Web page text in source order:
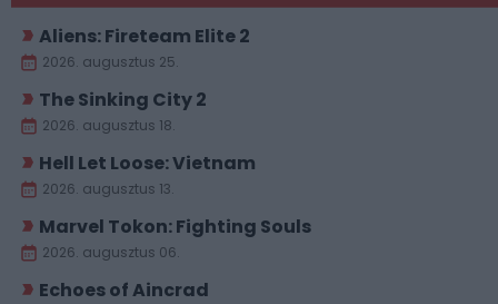
Aliens: Fireteam Elite 2
2026. augusztus 25.
The Sinking City 2
2026. augusztus 18.
Hell Let Loose: Vietnam
2026. augusztus 13.
Marvel Tokon: Fighting Souls
2026. augusztus 06.
Echoes of Aincrad